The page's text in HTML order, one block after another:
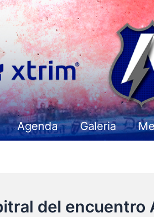
Agenda Galeria
del encuentro